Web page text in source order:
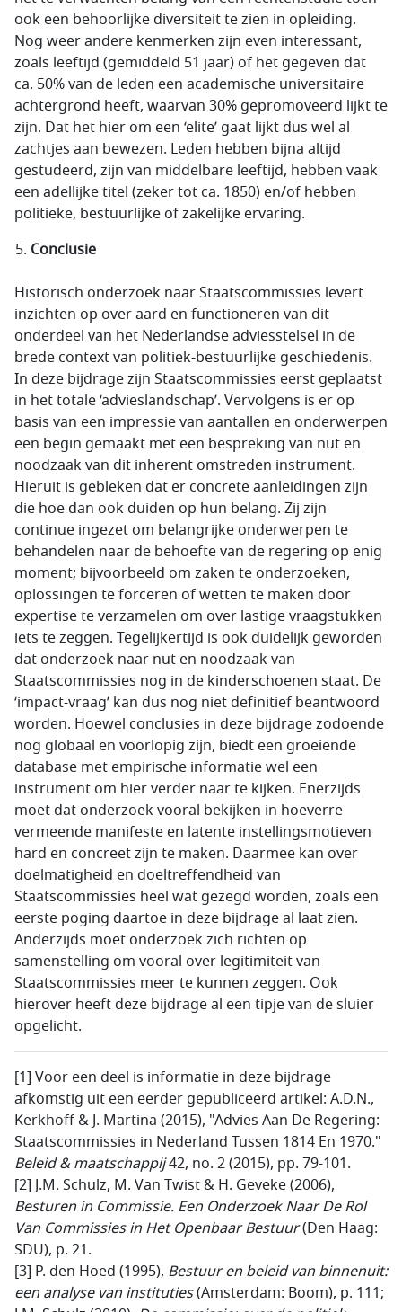
ook een behoorlijke diversiteit te zien in opleiding.
Nog weer andere kenmerken zijn even interessant,
zoals leeftijd (gemiddeld 51 jaar) of het gegeven dat
ca. 50% van de leden een academische universitaire
achtergrond heeft, waarvan 30% gepromoveerd lijkt te
zijn. Dat het hier om een ‘elite’ gaat lijkt dus wel al
zachtjes aan bewezen. Leden hebben bijna altijd
gestudeerd, zijn van middelbare leeftijd, hebben vaak
een adellijke titel (zeker tot ca. 1850) en/of hebben
politieke, bestuurlijke of zakelijke ervaring.
Conclusie
Historisch onderzoek naar Staatscommissies levert
inzichten op over aard en functioneren van dit
onderdeel van het Nederlandse adviesstelsel in de
brede context van politiek-bestuurlijke geschiedenis.
In deze bijdrage zijn Staatscommissies eerst geplaatst
in het totale ‘advieslandschap’. Vervolgens is er op
basis van een impressie van aantallen en onderwerpen
een begin gemaakt met een bespreking van nut en
noodzaak van dit inherent omstreden instrument.
Hieruit is gebleken dat er concrete aanleidingen zijn
die hoe dan ook duiden op hun belang. Zij zijn
continue ingezet om belangrijke onderwerpen te
behandelen naar de behoefte van de regering op enig
moment; bijvoorbeeld om zaken te onderzoeken,
oplossingen te forceren of wetten te maken door
expertise te verzamelen om over lastige vraagstukken
iets te zeggen. Tegelijkertijd is ook duidelijk geworden
dat onderzoek naar nut en noodzaak van
Staatscommissies nog in de kinderschoenen staat. De
‘impact-vraag’ kan dus nog niet definitief beantwoord
worden. Hoewel conclusies in deze bijdrage zodoende
nog globaal en voorlopig zijn, biedt een groeiende
database met empirische informatie wel een
instrument om hier verder naar te kijken. Enerzijds
moet dat onderzoek vooral bekijken in hoeverre
vermeende manifeste en latente instellingsmotieven
hard en concreet zijn te maken. Daarmee kan over
doelmatigheid en doeltreffendheid van
Staatscommissies heel wat gezegd worden, zoals een
eerste poging daartoe in deze bijdrage al laat zien.
Anderzijds moet onderzoek zich richten op
samenstelling om vooral over legitimiteit van
Staatscommissies meer te kunnen zeggen. Ook
hierover heeft deze bijdrage al een tipje van de sluier
opgelicht.
[1] Voor een deel is informatie in deze bijdrage
afkomstig uit een eerder gepubliceerd artikel: A.D.N.,
Kerkhoff & J. Martina (2015), "Advies Aan De Regering:
Staatscommissies in Nederland Tussen 1814 En 1970."
Beleid & maatschappij42, no. 2 (2015), pp. 79-101.
[2] J.M. Schulz, M. Van Twist & H. Geveke (2006),
Besturen in Commissie. Een Onderzoek Naar De Rol
Van Commissies in Het Openbaar Bestuur(Den Haag:
SDU), p. 21.
[3] P. den Hoed (1995), Bestuur en beleid van binnenuit:
een analyse van instituties(Amsterdam: Boom), p. 111;